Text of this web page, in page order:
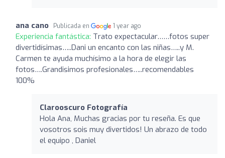
ana cano Publicada en 1 year ago
Experiencia fantástica: Trato expectacular……fotos super
divertidísimas…..Dani un encanto con las niñas…..y M.
Carmen te ayuda muchísimo a la hora de elegir las
fotos….Grandisimos profesionales…..recomendables
100%
Clarooscuro Fotografía
Hola Ana, Muchas gracias por tu reseña. Es que
vosotros sois muy divertidos! Un abrazo de todo
el equipo , Daniel